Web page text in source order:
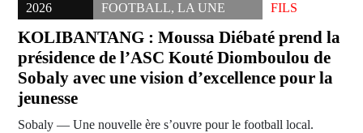
2026
FOOTBALL, LA UNE
FILS
KOLIBANTANG : Moussa Diébaté prend la
présidence de l’ASC Kouté Diomboulou de
Sobaly avec une vision d’excellence pour la
jeunesse
Sobaly — Une nouvelle ère s’ouvre pour le football local.